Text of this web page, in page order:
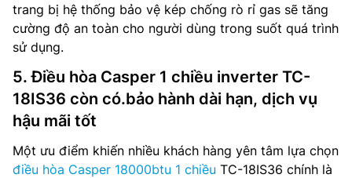
trang bị hệ thống bảo vệ kép chống rò rỉ gas sẽ tăng
cường độ an toàn cho người dùng trong suốt quá trình
sử dụng.
5. Điều hòa Casper 1 chiều inverter TC-
18IS36 còn có.bảo hành dài hạn, dịch vụ
hậu mãi tốt
Một ưu điểm khiến nhiều khách hàng yên tâm lựa chọn
điều hòa Casper 18000btu 1 chiều TC-18IS36 chính là